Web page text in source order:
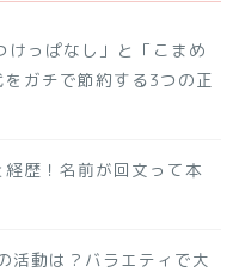
けっぱなし」と「こまめ
ガチで節約する3つの正
経歴！名前が回文って本
活動は？バラエティで大